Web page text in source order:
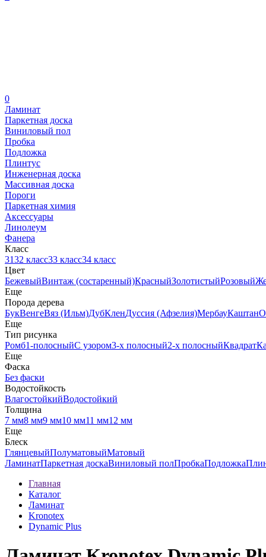
0
Ламинат
Паркетная доска
Виниловый пол
Пробка
Подложка
Плинтус
Инженерная доска
Массивная доска
Пороги
Паркетная химия
Аксессуары
Линолеум
Фанера
Класс
3132 класс33 класс34 класс
Цвет
БежевыйВинтаж (состаренный)КрасныйЗолотистыйРозовый
Еще
Порода дерева
БукВенгеВяз (Ильм)ДубКленДуссия (Афзелия)МербауКаштан
Еще
Тип рисунка
Ромб1-полосныйС узором3-х полосный2-х полосныйКвадрат
Еще
Фаска
Без фаски
Водостойкость
ВлагостойкийВодостойкий
Толщина
7 мм8 мм9 мм10 мм11 мм12 мм
Еще
Блеск
ГлянцевыйПолуматовыйМатовый
ЛаминатПаркетная доскаВиниловый полПробкаПодложка
Главная
Каталог
Ламинат
Kronotex
Dynamic Plus